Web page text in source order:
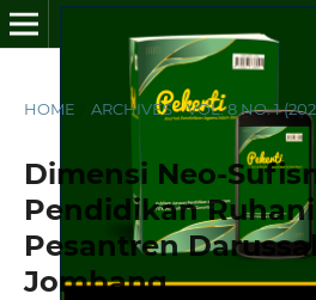
HOME ARCHIVES / VOL. 8 NO. 1
Dimensi Neo-
Pendidikan
Pesantren
Jombang